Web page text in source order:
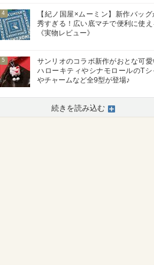
4
【紀ノ国屋×ムーミン】新作バッ
秀すぎる！広い底マチで便利に使え
《実物レビュー》
5
サンリオのコラボ新作がおとな可愛
ハローキティやシナモロールのTシ
やチャームなど全9型が登場♪
続きを読み込む